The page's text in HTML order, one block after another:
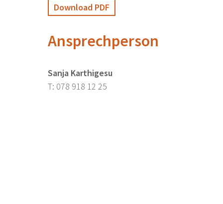
Download PDF
Ansprechperson
Sanja Karthigesu
T: 078 918 12 25